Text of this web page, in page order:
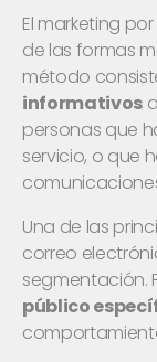
El marketing
de las formas
método
informativos
personas que
servicio, o que
Una de las
correo
segmentación.
público